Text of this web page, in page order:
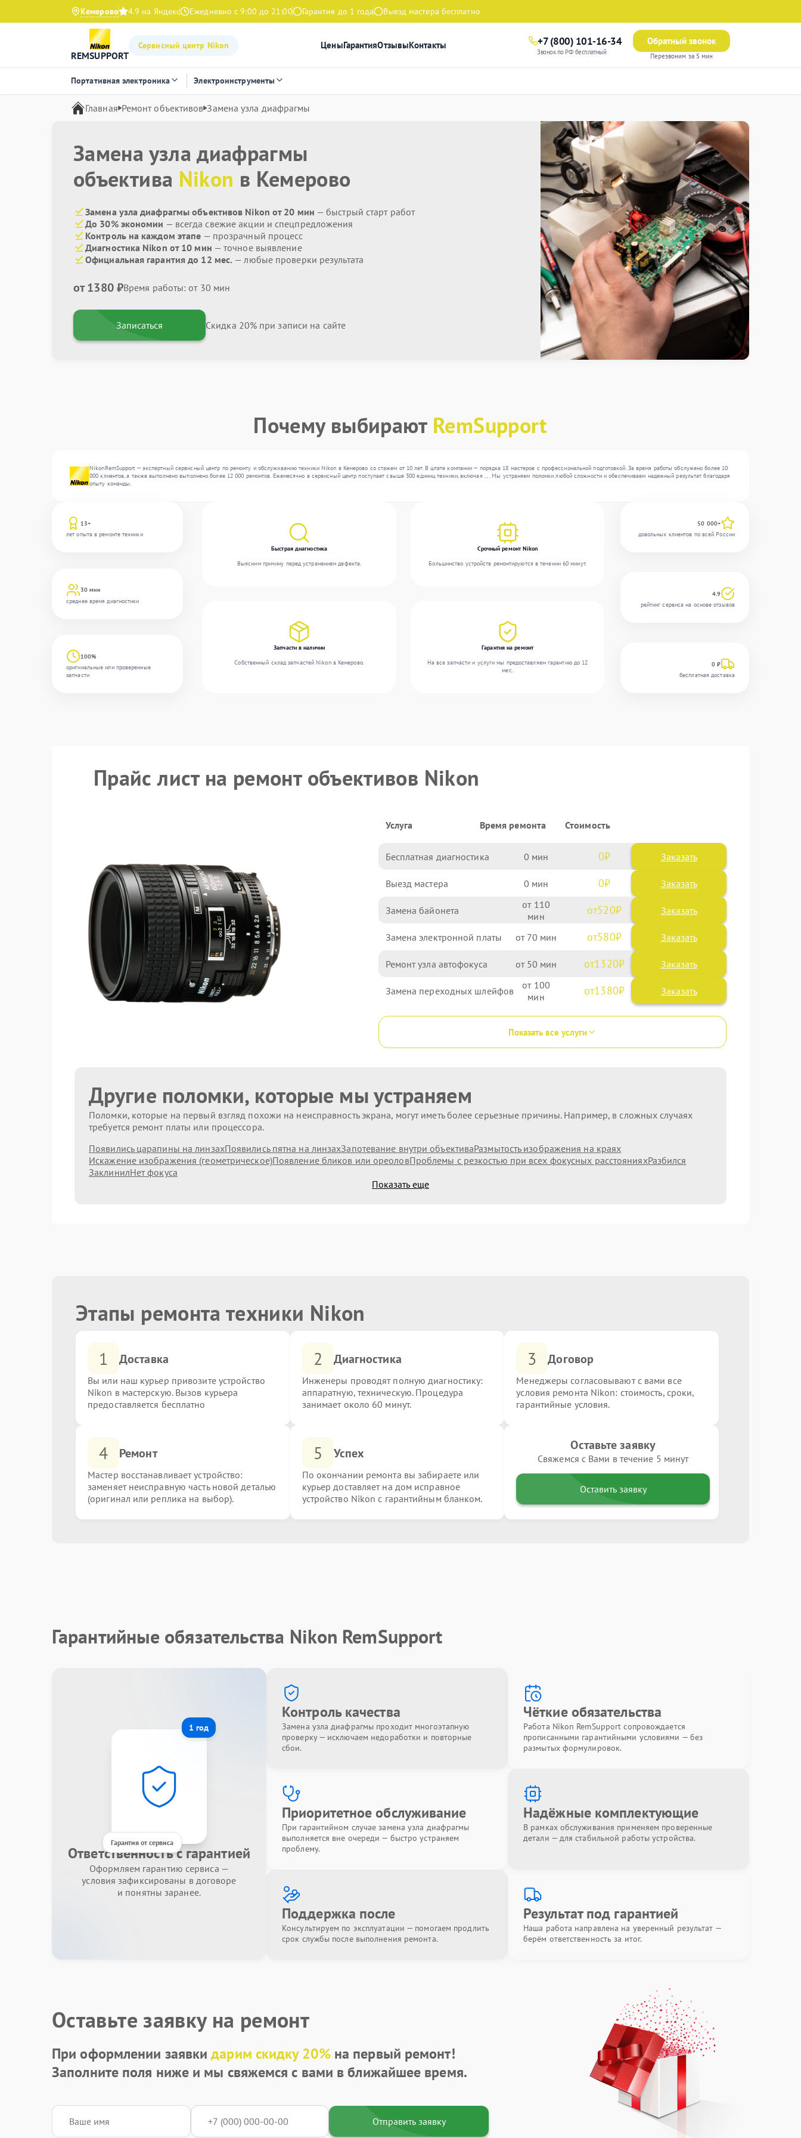
Кемерово 4.9 на Яндекс Ежедневно с 9:00 до 21:00 Гарантия до 1 года Выезд мастера бесплатно
REMSUPPORT
Сервисный центр Nikon ЦеныГарантияОтзывыКонтакты +7 (800) 101-16-34
Звонок по РФ бесплатный
Обратный звонок
Перезвоним за 5 мин
Портативная электроника Электроинструменты
Главная Ремонт объективов Замена узла диафрагмы
Замена узла диафрагмы
объектива Nikon в Кемерово
Замена узла диафрагмы объективов Nikon от 20 мин — быстрый старт работ
До 30% экономии — всегда свежие акции и спецпредложения
Контроль на каждом этапе — прозрачный процесс
Диагностика Nikon от 10 мин — точное выявление
Официальная гарантия до 12 мес. — любые проверки результата
от 1380 ₽Время работы: от 30 мин
Записаться Скидка 20% при записи на сайте
Почему выбирают RemSupport
NikonRemSupport — экспертный сервисный центр по ремонту и обслуживанию техники Nikon в Кемерово со стажем от 10 лет. В штате компании — порядка 18 мастеров с профессиональной подготовкой. За время работы обслужено более 10
000 клиентов, а также выполнено выполнено более 12 000 ремонтов. Ежемесячно в сервисный центр поступает свыше 300 единиц техники, включая , , . Мы устраняем поломки любой сложности и обеспечиваем надежный результат благодаря
опыту команды.
13+
лет опыта в ремонте техники
30 мин
среднее время диагностики
100%
оригинальные или проверенные
запчасти
Быстрая диагностика
Выясним причину перед устранением дефекта.
Срочный ремонт Nikon
Большинство устройств ремонтируются в течении 60 минут.
Запчасти в наличии
Собственный склад запчастей Nikon в Кемерово.
Гарантия на ремонт
На все запчасти и услуги мы предоставляем гарантию до 12
мес.
50 000+
довольных клиентов по всей России
4.9
рейтинг сервиса на основе отзывов
0 ₽
бесплатная доставка
Прайс лист на ремонт объективов Nikon
Услуга Время ремонта Стоимость
Бесплатная диагностика 0 0 Заказать
Выезд мастера 0 0 Заказать
Замена байонета 110 520
Замена электронной платы 70 580
Ремонт узла автофокуса 50 1320
Замена переходных шлейфов 100 1380
Показать все услуги
Другие поломки, которые мы устраняем
Поломки, которые на первый взгляд похожи на неисправность экрана, могут иметь более серьезные причины. Например, в сложных случаях
требуется ремонт платы или процессора.
Появились царапины на линзахПоявились пятна на линзахЗапотевание внутри объективаРазмытость изображения на краях
Искажение изображения (геометрическое)Появление бликов или ореоловПроблемы с резкостью при всех фокусных расстоянияхРазбился
ЗаклинилНет фокуса
Показать еще
Этапы ремонта техники Nikon
1 Доставка
Вы или наш курьер привозите устройство
Nikon в мастерскую. Вызов курьера
предоставляется бесплатно
2 Диагностика
Инженеры проводят полную диагностику:
аппаратную, техническую. Процедура
занимает около 60 минут.
3 Договор
Менеджеры согласовывают с вами все
условия ремонта Nikon: стоимость, сроки,
гарантийные условия.
4 Ремонт
Мастер восстанавливает устройство:
заменяет неисправную часть новой деталью
(оригинал или реплика на выбор).
5 Успех
По окончании ремонта вы забираете или
курьер доставляет на дом исправное
устройство Nikon с гарантийным бланком.
Оставьте заявку
Свяжемся с Вами в течение 5 минут
Оставить заявку
Гарантийные обязательства Nikon RemSupport
1 год
Гарантия от сервиса
Ответственность с гарантией
Оформляем гарантию сервиса —
условия зафиксированы в договоре
и понятны заранее.
Контроль качества
Замена узла диафрагмы проходит многоэтапную
проверку — исключаем недоработки и повторные
сбои.
Чёткие обязательства
Работа Nikon RemSupport сопровождается
прописанными гарантийными условиями — без
размытых формулировок.
Приоритетное обслуживание
При гарантийном случае замена узла диафрагмы
выполняется вне очереди — быстро устраняем
проблему.
Надёжные комплектующие
В рамках обслуживания применяем проверенные
детали — для стабильной работы устройства.
Поддержка после
Консультируем по эксплуатации — помогаем продлить
срок службы после выполнения ремонта.
Результат под гарантией
Наша работа направлена на уверенный результат —
берём ответственность за итог.
Оставьте заявку на ремонт
При оформлении заявкидарим скидку 20%на первый ремонт!
Заполните поля ниже и мы свяжемся с вами в ближайшее время.
Отправить заявку